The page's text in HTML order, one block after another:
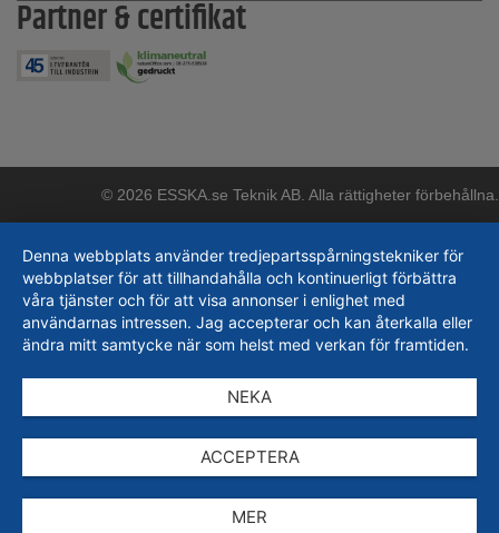
Partner & certifikat
© 2026 ESSKA.se Teknik AB. Alla rättigheter förbehållna.
Denna webbplats använder tredjepartsspårningstekniker för
webbplatser för att tillhandahålla och kontinuerligt förbättra
våra tjänster och för att visa annonser i enlighet med
användarnas intressen. Jag accepterar och kan återkalla eller
ändra mitt samtycke när som helst med verkan för framtiden.
NEKA
ACCEPTERA
MER